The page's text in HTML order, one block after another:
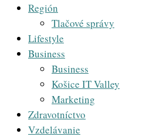
Región
Tlačové správy
Lifestyle
Business
Business
Košice IT Valley
Marketing
Zdravotníctvo
Vzdelávanie